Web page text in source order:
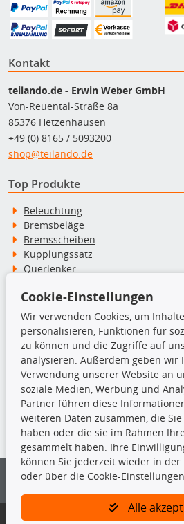
Kontakt
teilando.de - Erwin Weber GmbH
Von-Reuental-Straße 8a
85376 Hetzenhausen
+49 (0) 8165 / 5093200
shop@teilando.de
Top Produkte
Beleuchtung
Bremsbeläge
Bremsscheiben
Kupplungssatz
Querlenker
Stoßdämpfer
TecDoc Inside
Die hier angezeigten Daten insbesondere die
nicht kopiert werden.
Es ist zu unterlassen, die Daten oder die
vorherige Zustimmung von TecDoc zu
und/oder diese Handlungen durch Dritte
Bitte prüfen Sie, ob das über unseren
Cookie-Einstellungen
Wir verwenden Cookies, um
personalisieren, Funktionen für
zu können und die Zugriffe auf
analysieren. Außerdem geben
Verwendung unserer Website an
soziale Medien, Werbung und
Partner führen diese
weiteren Daten zusammen, die
haben oder die sie im Rahmen
gesammelt haben. Ihre
können Sie jederzeit wieder in
oder über die Cookie-
Alle